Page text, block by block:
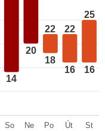
14
20
22
18
22
16
25
16
So
Ne
Po
Út
St